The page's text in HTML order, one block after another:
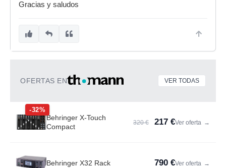
Gracias y saludos
OFERTAS EN VER TODAS
-32%
Behringer X-Touch
Compact
320 € 217 €Ver oferta →
Behringer X32 Rack 790 €Ver oferta →